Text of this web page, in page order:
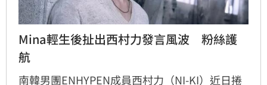
Mina輕生後扯出西村力發言風波　粉絲護
航
南韓男團ENHYPEN成員西村力（NI-KI）近日捲